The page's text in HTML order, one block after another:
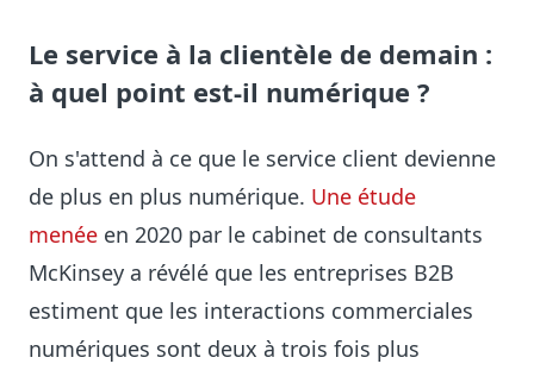
Le service à la clientèle de demain :
à quel point est-il numérique ?
On s'attend à ce que le service client devienne
de plus en plus numérique. Une étude
menée en 2020 par le cabinet de consultants
McKinsey a révélé que les entreprises B2B
estiment que les interactions commerciales
numériques sont deux à trois fois plus